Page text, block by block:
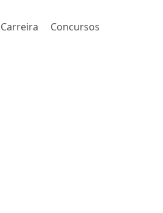
Carreira Concursos